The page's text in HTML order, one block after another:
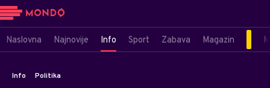
Naslovna Najnovije Info Sport Zabava Magazin
Info Politika